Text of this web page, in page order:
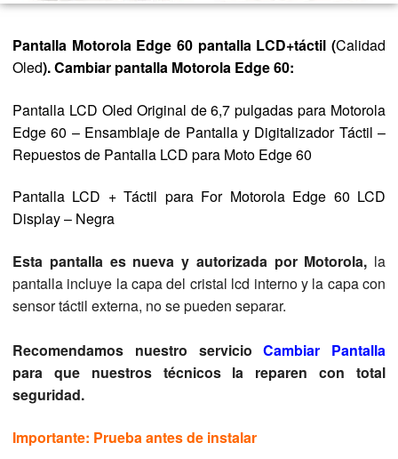
Pantalla Motorola Edge 60 pantalla LCD+táctil (Calidad
Oled). Cambiar pantalla Motorola Edge 60:
Pantalla LCD Oled Original de 6,7 pulgadas para Motorola
Edge 60 – Ensamblaje de Pantalla y Digitalizador Táctil –
Repuestos de Pantalla LCD para Moto Edge 60
Pantalla LCD + Táctil para For Motorola Edge 60 LCD
Display – Negra
Esta pantalla es nueva y autorizada por Motorola, la
pantalla incluye la capa del cristal lcd interno y la capa con
sensor táctil externa, no se pueden separar.
Recomendamos nuestro servicioCambiar Pantalla
para que nuestros técnicos la reparen con total
seguridad.
Importante: Prueba antes de instalar